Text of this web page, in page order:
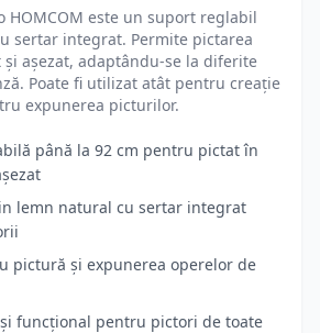
HOMCOM este un suport reglabil
sertar integrat. Permite pictarea
așezat, adaptându-se la diferite
Poate fi utilizat atât pentru creație
expunerea picturilor.
până la 92 cm pentru pictat în
lemn natural cu sertar integrat
pictură și expunerea operelor de
funcțional pentru pictori de toate